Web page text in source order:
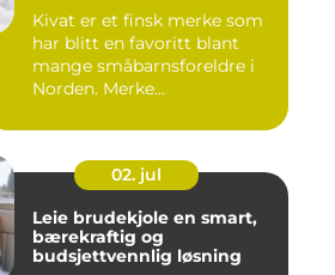
Kivat er et finsk merke som
har blitt en favoritt blant
mange småbarnsforeldre i
Norden. Merke...
02. jul
Leie brudekjole en smart,
bærekraftig og
budsjettvennlig løsning